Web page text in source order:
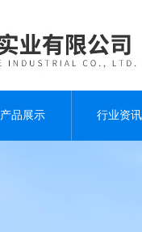
产品展示 行业资讯